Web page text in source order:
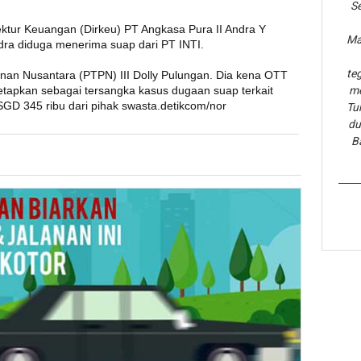
Keuangan (Dirkeu) PT Angkasa Pura II Andra Y
diduga menerima suap dari PT INTI.
Nusantara (PTPN) III Dolly Pulungan. Dia kena OTT
sebagai tersangka kasus dugaan suap terkait
345 ribu dari pihak swasta.detikcom/nor